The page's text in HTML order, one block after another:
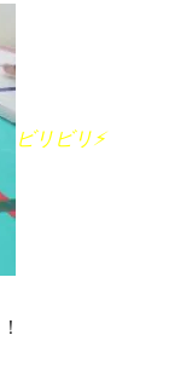
ビリビリ⚡